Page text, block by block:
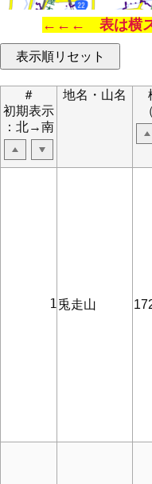
←←← 表は横
＃
初期表示
：北→南
地名・山名
      1
兎走山